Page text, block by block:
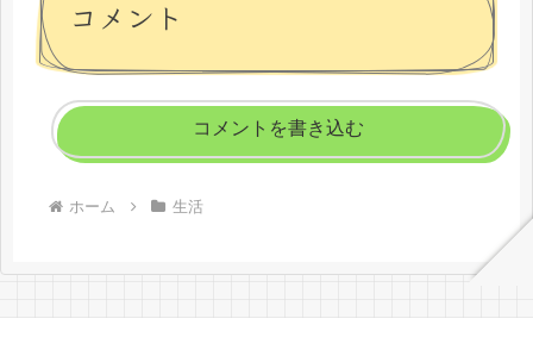
コメント
コメントを書き込む
ホーム 生活